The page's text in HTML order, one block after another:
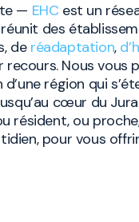
— EHC est un
des
de réadaptation,
Nous vous
région qui
cœur du
résident, ou
pour vous